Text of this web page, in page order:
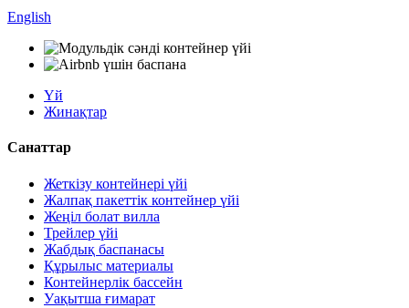
English
Үй
Жинақтар
Санаттар
Жеткізу контейнері үйі
Жалпақ пакеттік контейнер үйі
Жеңіл болат вилла
Трейлер үйі
Жабдық баспанасы
Құрылыс материалы
Контейнерлік бассейн
Уақытша ғимарат